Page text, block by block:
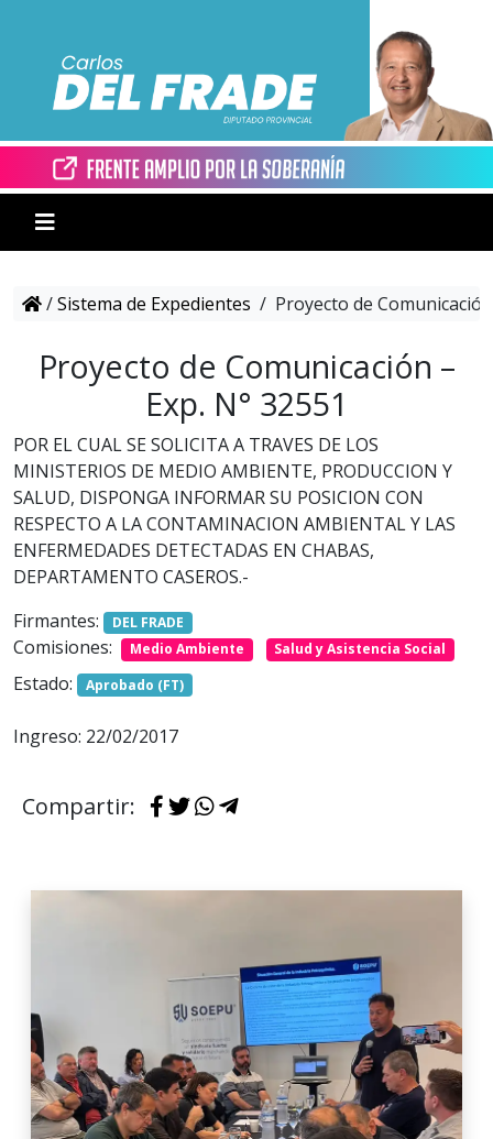
/Sistema de Expedientes / Proyecto de
Proyecto de Comunicación –
Exp. N° 32551
POR EL CUAL SE SOLICITA A TRAVES DE LOS
MINISTERIOS DE MEDIO AMBIENTE, PRODUCCION Y
SALUD, DISPONGA INFORMAR SU POSICION CON
RESPECTO A LA CONTAMINACION AMBIENTAL Y LAS
ENFERMEDADES DETECTADAS EN CHABAS,
DEPARTAMENTO CASEROS.-
Firmantes:
DEL FRADE
Comisiones: Medio Ambiente Salud y Asistencia Social
Estado: Aprobado (FT)
Ingreso: 22/02/2017
Compartir: